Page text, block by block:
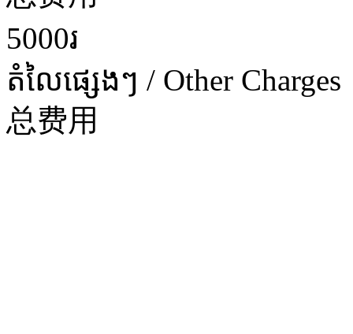
5000រ
តំលៃផ្សេងៗ / Other Charges
总费用